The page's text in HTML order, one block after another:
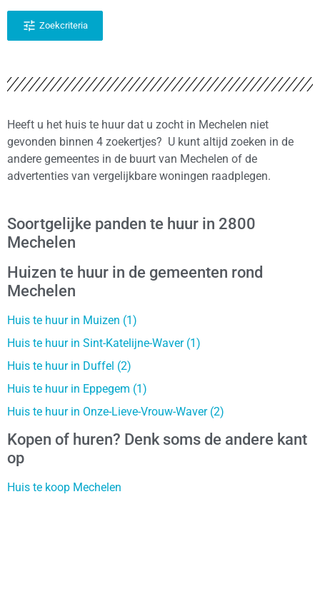
Zoekcriteria
Heeft u het huis te huur dat u zocht in Mechelen niet
gevonden binnen 4 zoekertjes? U kunt altijd zoeken in de
andere gemeentes in de buurt van Mechelen of de
advertenties van vergelijkbare woningen raadplegen.
Soortgelijke panden te huur in 2800
Mechelen
Huizen te huur in de gemeenten rond
Mechelen
Huis te huur in Muizen (1)
Huis te huur in Sint-Katelijne-Waver (1)
Huis te huur in Duffel (2)
Huis te huur in Eppegem (1)
Huis te huur in Onze-Lieve-Vrouw-Waver (2)
Kopen of huren? Denk soms de andere kant
op
Huis te koop Mechelen